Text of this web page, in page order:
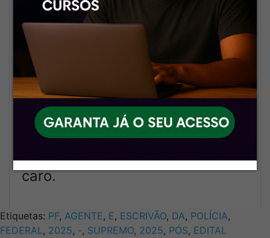
estruturadas e conteúdo pronto
pra você aproveitar ao máximo.
💸
Preço que cabe no seu
orçamento
Alta qualidade com valor
acessível. Porque estudar com
caro.
Etiquetas: PF, AGENTE, E, ESCRIVÃO, DA, POLÍCIA,
FEDERAL, 2025, -, SUPREMO, 2025, PÓS, EDITAL